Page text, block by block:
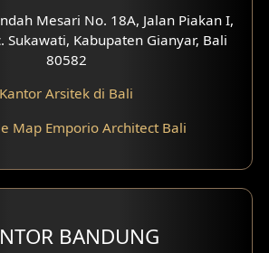
Perumahan
Ruko
Mesari No. 18A, Jalan Piakan I,
Sukawati, Kabupaten Gianyar, Bali
80582
Kantor Arsitek di Bali
Map Emporio Architect Bali
BANDUNG